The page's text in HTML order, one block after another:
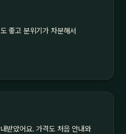
좋고 분위기가 차분해서
받았어요. 가격도 처음 안내와